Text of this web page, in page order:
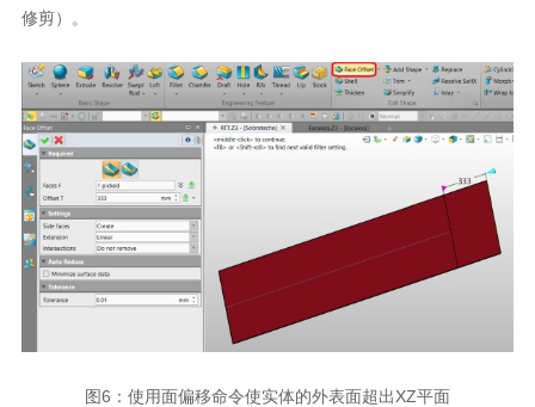
修剪）。
图6 ：使用面偏移命令使实体的外表面超出XZ平面